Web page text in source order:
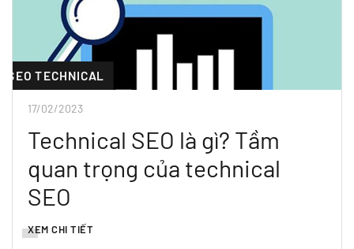
SEO TECHNICAL
17/02/2023
Technical SEO là gì? Tầm
quan trọng của technical
SEO
XEM CHI TIẾT